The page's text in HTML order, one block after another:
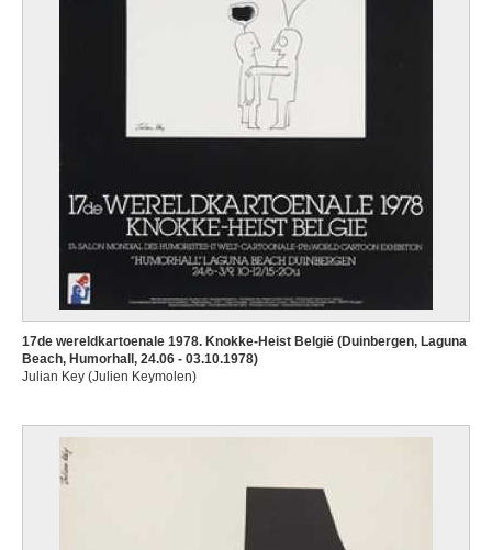
17de wereldkartoenale 1978. Knokke-Heist België (Duinbergen, Laguna
Beach, Humorhall, 24.06 - 03.10.1978)
Julian Key (Julien Keymolen)